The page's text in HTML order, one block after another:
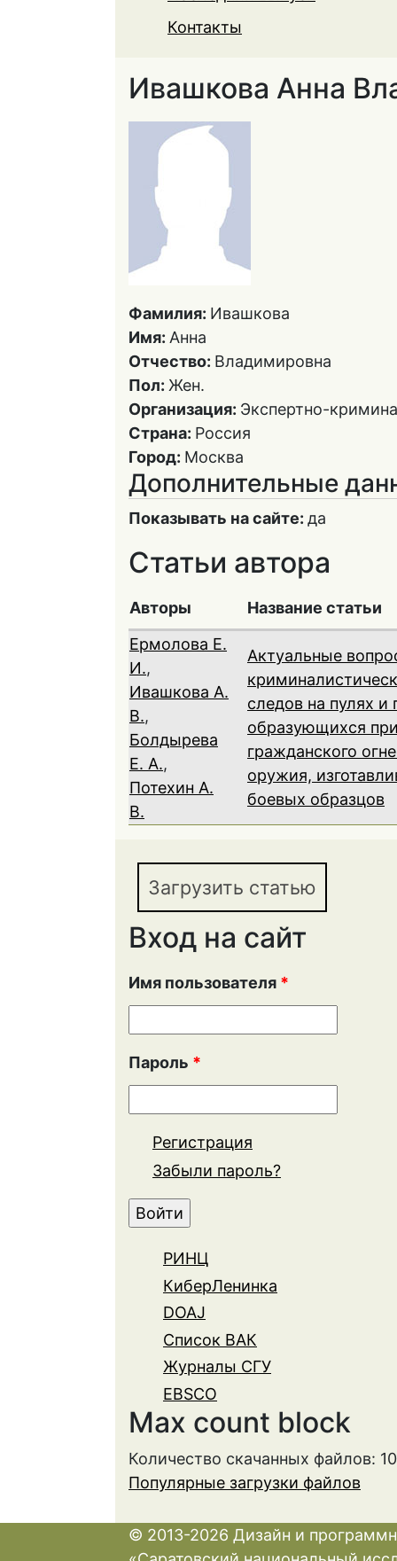
Контакты
Ивашкова Анна
Фамилия: Ивашкова
Имя: Анна
Отчество: Владимировна
Пол: Жен.
Организация: Экспертно-
Страна: Россия
Город: Москва
Дополнительные
Показывать на сайте: да
Статьи автора
Авторы
Название статьи
Ермолова Е.
И.,
Ивашкова А.
В.,
Болдырева
Е. А.,
Потехин А.
В.
Актуальные
следов на пулях и
образующихся
гражданского
оружия,
боевых образцов
Загрузить статью
Вход на сайт
Имя пользователя *
Пароль *
Регистрация
Забыли пароль?
РИНЦ
КиберЛенинка
DOAJ
Список ВАК
Журналы СГУ
EBSCO
Max count block
Количество скачанных файлов:
Популярные загрузки файлов
© 2013-2026 Дизайн и